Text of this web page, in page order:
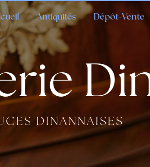
Antiquités Dépôt-Vente
DINANNAISES